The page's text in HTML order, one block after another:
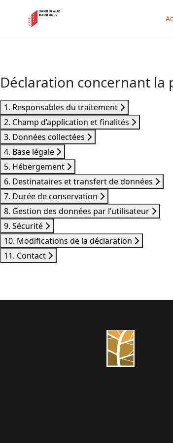
Déclaration concernant la
1. Responsables du traitement
2. Champ d’application et finalités
3. Données collectées
4. Base légale
5. Hébergement
6. Destinataires et transfert de données
7. Durée de conservation
8. Gestion des données par l’utilisateur
9. Sécurité
10. Modifications de la déclaration
11. Contact